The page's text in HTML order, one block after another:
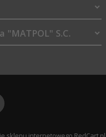
"MATPOL" S.C.